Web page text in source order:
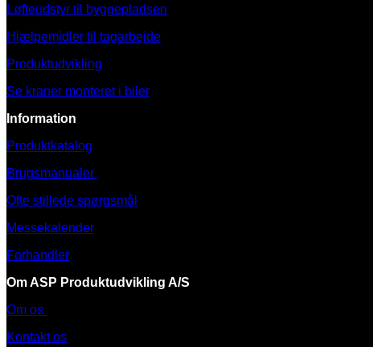
Løfteudstyr til byggepladsen
Hjælpemidler til tagarbejde
Produktudvikling
Se kraner monteret i biler
Information
Produktkatalog
Brugsmanualer
Ofte stillede spørgsmål
Messekalender
Forhandler
Om ASP Produktudvikling A/S
Om os
Kontakt os